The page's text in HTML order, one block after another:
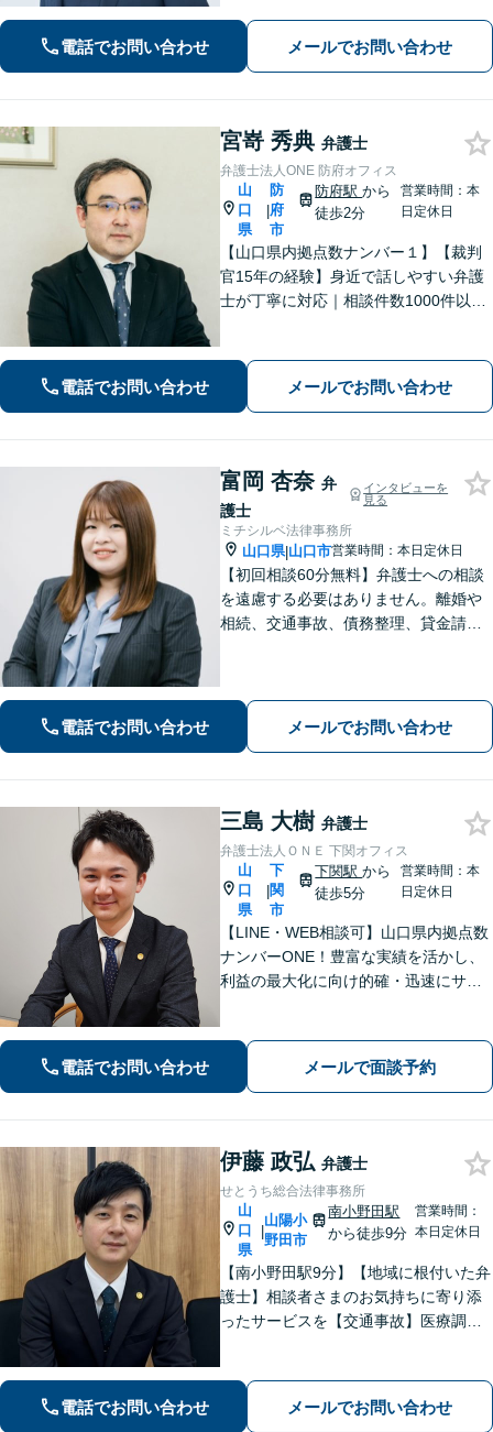
す。お困りの際は、ぜひご相談くださ
い。【弁護士歴20年以上】
電話でお問い合わせ メールでお問い合わせ
宮嵜 秀典 弁護士
弁護士法人ONE 防府オフィス
山
口
県
|
防
府
市
防府駅から
徒歩2分
営業時間：本
日定休日
【山口県内拠点数ナンバー１】【裁判
官15年の経験】身近で話しやすい弁護
士が丁寧に対応｜相談件数1000件以上
心してお任せください。【夜間対応】
電話でお問い合わせ メールでお問い合わせ
富岡 杏奈 弁
護士
インタビューを
見る
ミチシルベ法律事務所
山口県|山口市営業時間：本日定休日
【初回相談60分無料】弁護士への相談
を遠慮する必要はありません。離婚や
相続、交通事故、債務整理、貸金請求
とを心がけています。お気軽にご相談
ください。
電話でお問い合わせ メールでお問い合わせ
三島 大樹 弁護士
弁護士法人ＯＮＥ 下関オフィス
山
口
県
|
下
関
市
下関駅から
徒歩5分
営業時間：本
日定休日
【LINE・WEB相談可】山口県内拠点数
ナンバーONE！豊富な実績を活かし、
利益の最大化に向け的確・迅速にサポ
問題／交通事故等、あなたの味方とし
て尽力します【完全個室】【下関駅5
電話でお問い合わせ メールで面談予約
伊藤 政弘 弁護士
せとうち総合法律事務所
山
口
県
|
山陽小
野田市
南小野田駅
から徒歩9分
営業時間：
本日定休日
【南小野田駅9分】【地域に根付いた弁
護士】相談者さまのお気持ちに寄り添
ったサービスを【交通事故】医療調査
実調査と判例をリサーチし、不公平感
のない相続を実現【WEB面談】
電話でお問い合わせ メールでお問い合わせ